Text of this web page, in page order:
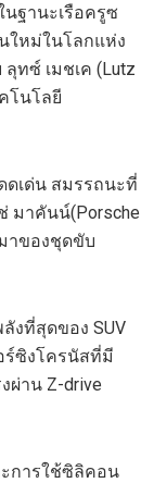
ฐานะเรือครูซ
ใหม่ในโลกแห่ง
ลุทซ์ เมชเค (Lutz
โนโลยี
ดเด่น สมรรถนะที่
มาคันน์(Porsche
าของชุดขับ
ลังที่สุดของ SUV
ร์ซิงโครนัสที่มี
ผ่าน Z-drive
การใช้ซิลิคอน